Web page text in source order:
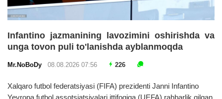
Infantino jazmanining lavozimini oshirishda va
unga tovon puli to'lanishda ayblanmoqda
Mr.NoBoDy 08.08.2026 07:56 226
Xalqaro futbol federatsiyasi (FIFA) prezidenti Janni Infantino
Yevropa futbol assotsiatsiyalari ittifoqiga (UEFA) rahbarlik qilgan